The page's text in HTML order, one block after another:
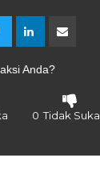
Anda?
0 Tidak Suka